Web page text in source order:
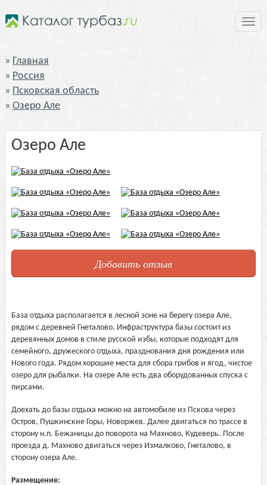
Главная
Россия
Псковская область
Озеро Але
Озеро Але
Добавить отзыв
База отдыха располагается в лесной зоне на берегу озера Але,
рядом с деревней Гнеталово. Инфраструктура базы состоит из
деревянных домов в стиле русской избы, которые подходят для
семейного, дружеского отдыха, празднования дня рождения или
Нового года. Рядом хорошие места для сбора грибов и ягод, чистое
озеро для рыбалки. На озере Але есть два оборудованных спуска с
пирсами.
Доехать до базы отдыха можно на автомобиле из Пскова через
Остров, Пушкинские Горы, Новоржев. Далее двигаться по трассе в
сторону н.п. Бежаницы до поворота на Махново, Кудеверь. После
проезда д. Махново двигаться через Измалково, Гнеталово, в
сторону озера Але.
Размещение: